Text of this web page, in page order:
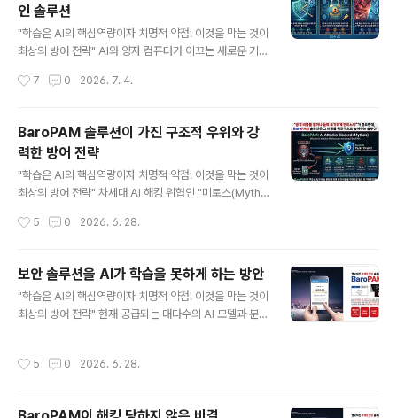
으로 높이는 이유는 다음과 같다. 1. 진입 장벽의 최적화 (O
S 커널 레벨 PAM & 실시간 탐지) AI 공격자가 사용자 영
역(User-space)에서 시스템을 장악하려 해도, 커널 레
"첫 번째 발판" 자체가 사라진다. AI가 아무리 빠..
인 솔루션
"학습은 AI의 핵심역량이자 치명적 약점! 이것을 막는 것이
최상의 방어 전략" AI와 양자 컴퓨터가 이끄는 새로운 기술
다. 해커가 AI를 활용해 초고속 자율형 대량 공격을 감행하
력화할 수 있는 시대가 도래했기 때문이다. 이러한 전례 없
는 보안 위협 속에서 BaroPAM은 단순한 추가 인증 도구
가 아니라, 제로 트러스트(Zero Trust) 철학을 완벽하게
실현하는 초강력 커널 기반 다계층 인증 솔루션이다. AI·양
자 시대에 BaroPAM이 왜 시장을 선도하는 독보적인 솔
조준하는 BaroPAM의 4대 핵심 아키텍..
7 0 2026. 7. 4.
BaroPAM 솔루션이 가진 구조적 우위와 강
력한 방어 전략
"학습은 AI의 핵심역량이자 치명적 약점! 이것을 막는 것이
최상의 방어 전략" 차세대 AI 해킹 위협인 "미토스(Mytho
커니즘은 다음과 같다.1. 차세대 AI 위협 '미토스(Mytho
만 번의 인증을 시도하는 무차별 대입(Brute Force) 공격
에 능하며, 자율적으로 판단하여 공격을 지속한다. 2) 횡적
이동(Lateral Movement) 피싱 등으로 탈취한 정적 자
격 증명(ID/PW)을 악용해 네트워크 내부에서 '세포 분열'
주의 수동적 방어는 미토스의 고속..
5 0 2026. 6. 28.
보안 솔루션을 AI가 학습을 못하게 하는 방안
"학습은 AI의 핵심역량이자 치명적 약점! 이것을 막는 것이
최상의 방어 전략" 현재 공급되는 대다수의 AI 모델과 분석
동적 분석(샌드박스 내 행위 모니터링 및 API 후킹), 그리
5 0 2026. 6. 28.